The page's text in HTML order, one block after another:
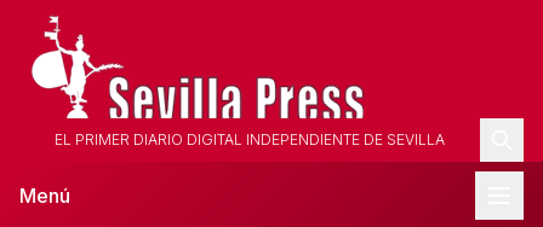
EL PRIMER DIARIO DIGITAL INDEPENDIENTE DE SEVILLA
Menú